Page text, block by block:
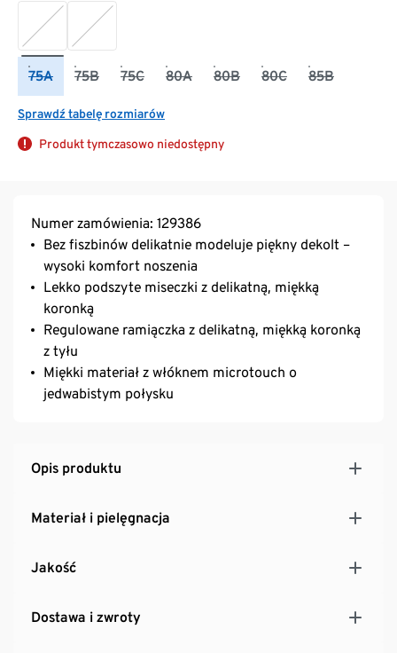
75A 75B 75C 80A 80B 80C 85B
Sprawdź tabelę rozmiarów
Produkt tymczasowo niedostępny
Numer zamówienia: 129386
Bez fiszbinów delikatnie modeluje piękny dekolt –
wysoki komfort noszenia
Lekko podszyte miseczki z delikatną, miękką
koronką
Regulowane ramiączka z delikatną, miękką koronką
z tyłu
Miękki materiał z włóknem microtouch o
jedwabistym połysku
Opis produktu
Materiał i pielęgnacja
Jakość
Dostawa i zwroty